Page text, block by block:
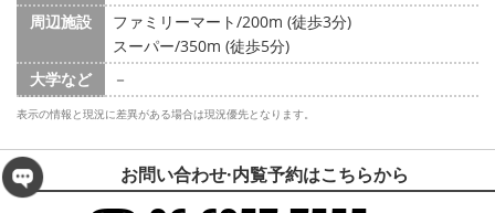
周辺施設
ファミリーマート/200m (徒歩3分)
スーパー/350m (徒歩5分)
大学など
－
表示の情報と現況に差異がある場合は現況優先となります。
お問い合わせ·内覧予約はこちらから